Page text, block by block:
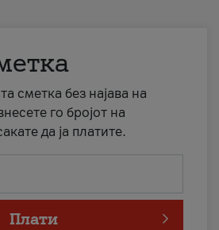
сметка без најава на
го бројот на
да ја платите.
Плати